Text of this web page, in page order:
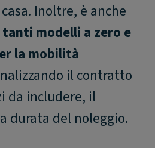
Inoltre, è anche
tanti modelli a zero e
la mobilità
il contratto
da includere, il
durata del noleggio.